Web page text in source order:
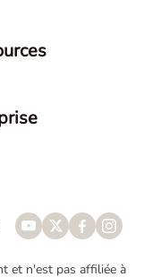
et n'est pas affiliée à